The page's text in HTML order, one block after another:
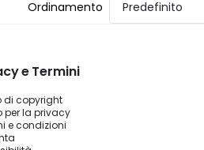
Ordinamento Predefinito
e Termini
di copyright
per la privacy
e condizioni